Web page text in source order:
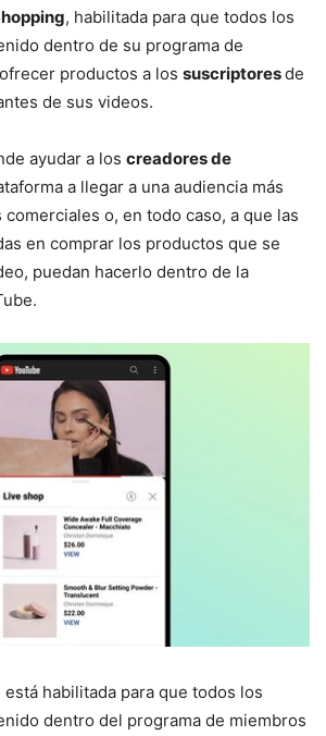
, habilitada para que todos los
dentro de su programa de
productos a los suscriptoresde
de sus videos.
ayudar a los creadores de
a llegar a una audiencia más
o, en todo caso, a que las
en comprar los productos que se
puedan hacerlo dentro de la
habilitada para que todos los
dentro del programa de miembros